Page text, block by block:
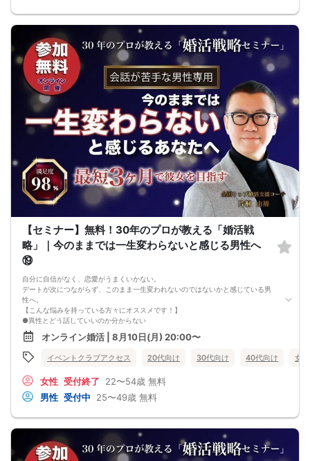
●婚活パーティーやマッチングアプリで結果を出せるようになる
●異性とのコミュニケーションのポイントが理解できる
●好きになった女性との関係を続けられるようになる
まずは、異性が求めていることを理解し、
それを提供できる自分自身に変化していくことにより、
はじめて自分が好きな異性が自分を好きになってくれるようになり、
恋愛婚活が上手くいくようになります。
改善
異性が求めていることを理解し、
それを自然に伝えられる自分に変わることで、
好きな女性から選ばれるようになります。
婚活戦略セミナーでは、恋愛や婚活で悩む男性が
短期間で変化と成果を実感できる方法をお伝えします。
・セミナー中はカメラをオン（お顔を出して）での受講をお願いします。
（屋外、車内からのご参加や、途中入室、退出はご遠慮下さい。）
【キャンセル規定】
セミナー準備の都合上、当日無断キャンセルの場合は、3,000円のキャンセル料を
お支払いいただきます。
【セミナー】無料！30年のプロが教える「婚活戦
略」｜今のままでは一生変わらないと感じる男性へ
⑲
自分に自信がなく、恋愛がうまくいかない。
デートが次につながらず、このまま一生変われないのではないかと感じている男
性へ。
【こんな悩みを持っている方々にオススメです！】
●異性とどう話していいのか分からない
●婚活パーティー、合コンで上手くいかない
●デートやお見合いが２回目につながらない
●今のままでは一生変わらない気がする
●異性から断られると、自分の人格を否定されている気分になる
最短3ヶ月で彼女ができる可能性を高め、1年以内の結婚を目指すための
恋愛・婚活の具体的な方法をお伝えします。
【婚活戦略セミナーで得られるメリットは！】
●婚活パーティーやマッチングアプリで結果を出せるようになる
●異性とのコミュニケーションのポイントが理解できる
●好きになった女性との関係を続けられるようになる
オンライン婚活 | 8月10日(月) 20:00〜
イベントクラブアクセス 20代向け 30代向け 40代向け 女
女性 受付終了 22〜54歳 無料
男性 受付中 25〜49歳 無料